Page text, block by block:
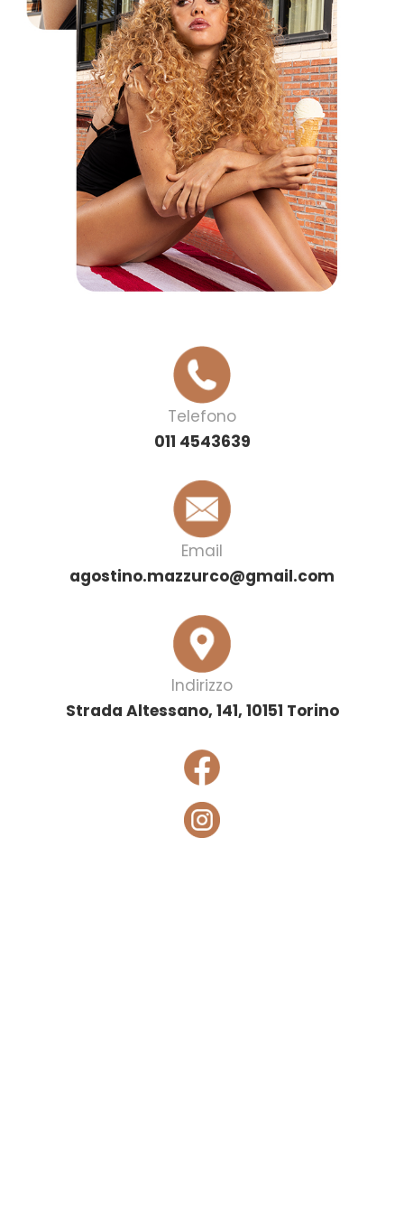
Telefono
011 4543639
Email
agostino.mazzurco@gmail.com
Indirizzo
Strada Altessano, 141, 10151 Torino